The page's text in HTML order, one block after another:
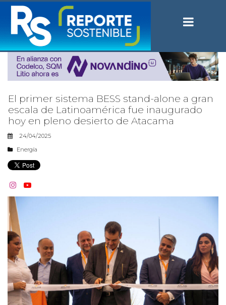
El primer sistema BESS stand-alone a gran
escala de Latinoamérica fue inaugurado
hoy en pleno desierto de Atacama
24/04/2025
Energía
 